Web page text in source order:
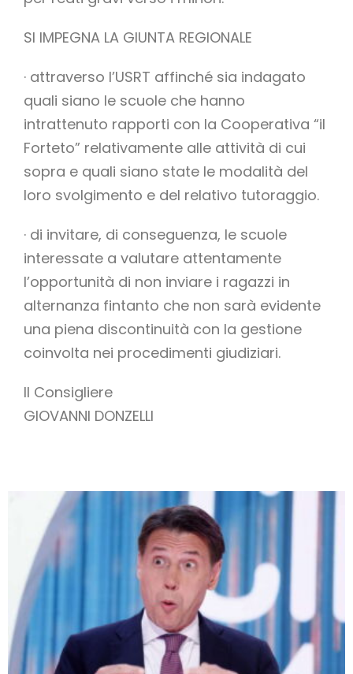
SI IMPEGNA LA GIUNTA REGIONALE
· attraverso l’USRT affinché sia indagato
quali siano le scuole che hanno
intrattenuto rapporti con la Cooperativa “il
Forteto” relativamente alle attività di cui
sopra e quali siano state le modalità del
loro svolgimento e del relativo tutoraggio.
· di invitare, di conseguenza, le scuole
interessate a valutare attentamente
l’opportunità di non inviare i ragazzi in
alternanza fintanto che non sarà evidente
una piena discontinuità con la gestione
coinvolta nei procedimenti giudiziari.
Il Consigliere
GIOVANNI DONZELLI